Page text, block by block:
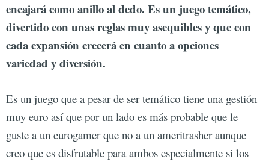
encajará como anillo al dedo. Es un juego temático,
divertido con unas reglas muy asequibles y que con
cada expansión crecerá en cuanto a opciones
variedad y diversión.
Es un juego que a pesar de ser temático tiene una gestión
muy euro así que por un lado es más probable que le
guste a un eurogamer que no a un ameritrasher aunque
creo que es disfrutable para ambos especialmente si los